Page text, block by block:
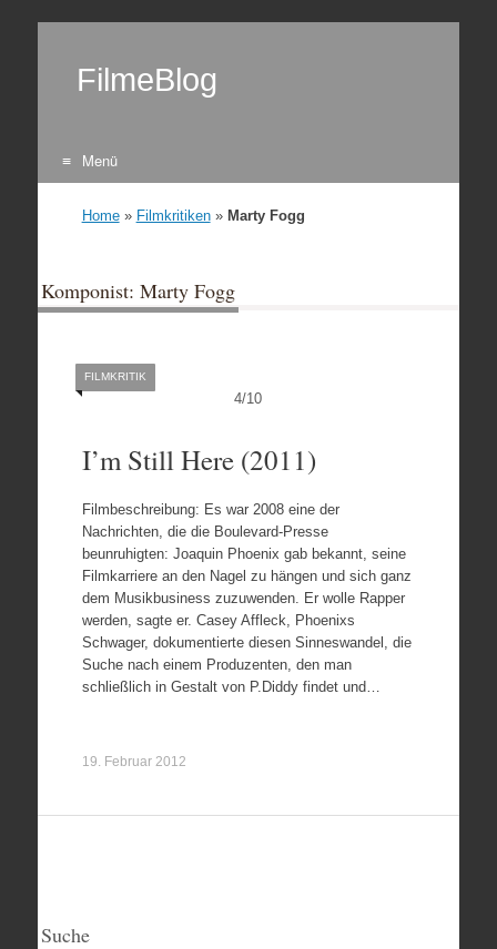
FilmeBlog
Menü
Home» Filmkritiken» Marty Fogg
Komponist: Marty Fogg
4/10
FILMKRITIK
I’m Still Here (2011)
Filmbeschreibung: Es war 2008 eine der
Nachrichten, die die Boulevard-Presse
beunruhigten: Joaquin Phoenix gab bekannt, seine
Filmkarriere an den Nagel zu hängen und sich ganz
dem Musikbusiness zuzuwenden. Er wolle Rapper
werden, sagte er. Casey Affleck, Phoenixs
Schwager, dokumentierte diesen Sinneswandel, die
Suche nach einem Produzenten, den man
schließlich in Gestalt von P.Diddy findet und…
19. Februar 2012
Suche